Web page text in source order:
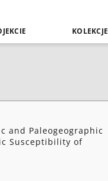
KOLEKCJE
and Paleogeographic
Susceptibility of